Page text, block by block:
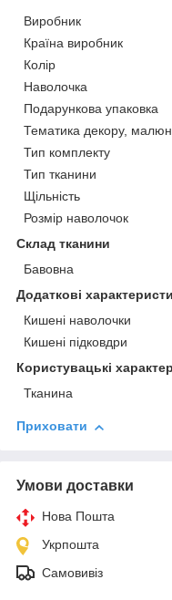
Виробник
Країна виробник
Колір
Наволочка
Подарункова упаковка
Тематика декору,
Тип комплекту
Тип тканини
Щільність
Розмір наволочок
Склад тканини
Бавовна
Додаткові
Кишені наволочки
Кишені підковдри
Користувацькi
Тканина
Приховати
Умови доставки
Нова Пошта
Укрпошта
Самовивіз